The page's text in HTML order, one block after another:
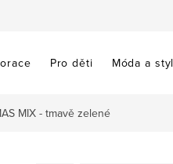
Pro děti Móda a styl
MIX - tmavě zelené